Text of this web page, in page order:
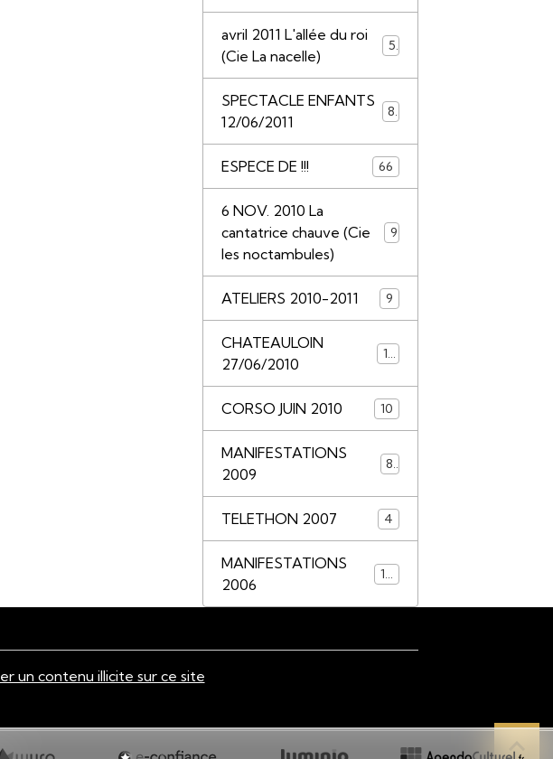
avril 2011 L'allée du roi
(Cie La nacelle)
5
SPECTACLE ENFANTS
12/06/2011
8
ESPECE DE !!! 66
6 NOV. 2010 La
cantatrice chauve (Cie
les noctambules)
ATELIERS 2010-2011 9
CHATEAULOIN
27/06/2010
18
CORSO JUIN 2010 10
MANIFESTATIONS
2009
8
TELETHON 2007 4
MANIFESTATIONS
2006
14
un contenu illicite sur ce site